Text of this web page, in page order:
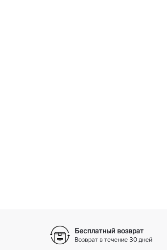
Бесплатный возврат
Возврат в течение 30 дней